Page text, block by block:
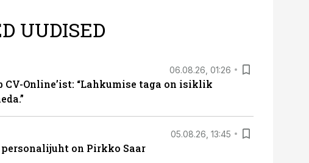
UUDISED
06.08.26, 01:26
CV-Online’ist: “Lahkumise taga on isiklik
05.08.26, 13:45
personalijuht on Pirkko Saar